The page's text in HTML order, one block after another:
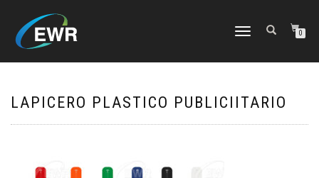
CAMBIAR
0
LAPICERO PLASTICO PUBLICIITARIO